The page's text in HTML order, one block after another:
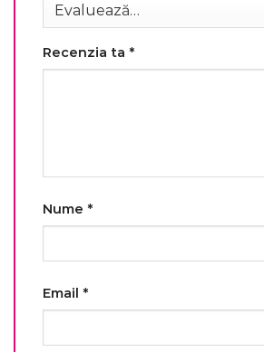
Recenzia ta *
Nume *
Email *